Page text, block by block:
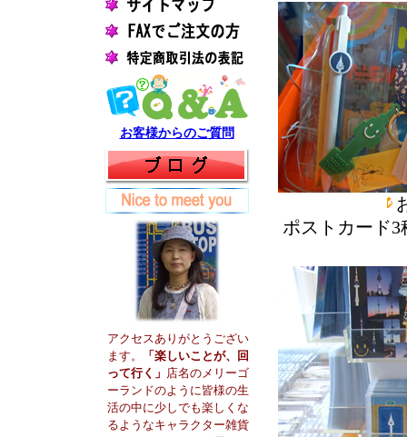
お客様からのご質問
アクセスありがとうござい
ます。
「楽しいことが、回
って行く」 店名のメリーゴ
ーランドのように皆様の生
活の中に少しでも楽しくな
るようなキャラクター雑貨
ポストカード